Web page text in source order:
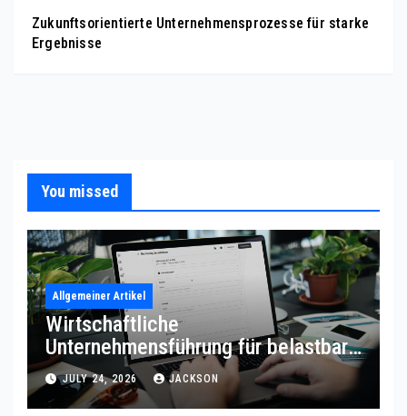
Zukunftsorientierte Unternehmensprozesse für starke
Ergebnisse
You missed
Allgemeiner Artikel
Wirtschaftliche
Unternehmensführung für belastbare
Prozessqualität
JULY 24, 2026 JACKSON